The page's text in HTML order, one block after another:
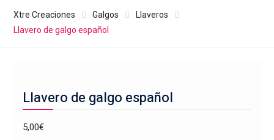
Xtre Creaciones Galgos
Llaveros
Llavero de galgo español
Llavero de galgo español
5,00€